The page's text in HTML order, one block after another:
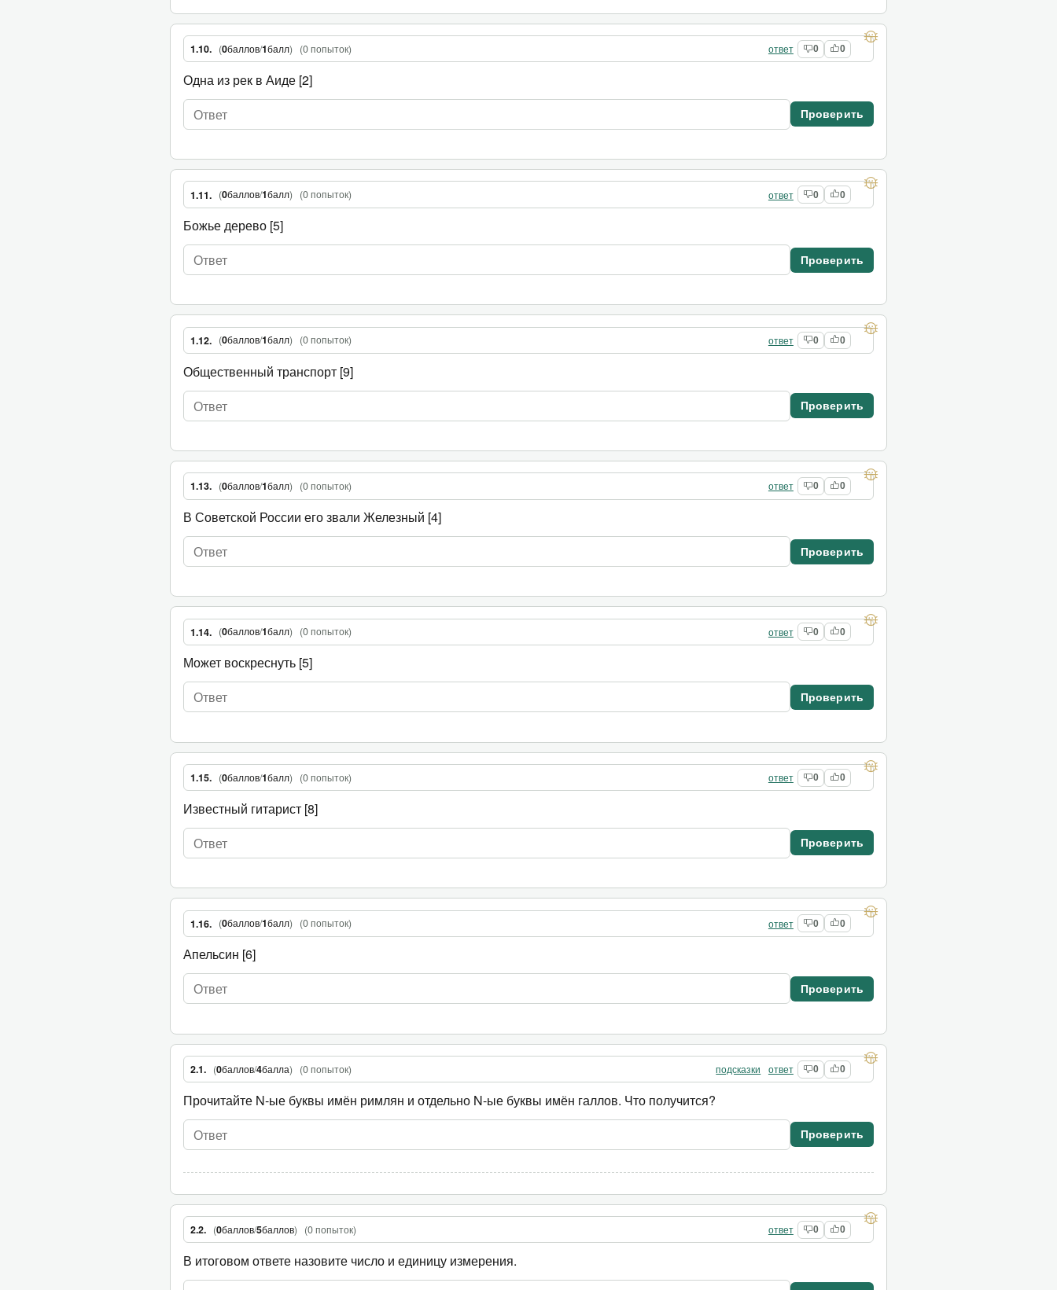
1.10. (0баллов/1балл) (0 попыток) ответ 0 0
Одна из рек в Аиде [2]
Проверить
1.11. (0баллов/1балл) (0 попыток) ответ 0 0
Божье дерево [5]
Проверить
1.12. (0баллов/1балл) (0 попыток) ответ 0 0
Общественный транспорт [9]
Проверить
1.13. (0баллов/1балл) (0 попыток) ответ 0 0
В Советской России его звали Железный [4]
Проверить
1.14. (0баллов/1балл) (0 попыток) ответ 0 0
Может воскреснуть [5]
Проверить
1.15. (0баллов/1балл) (0 попыток) ответ 0 0
Известный гитарист [8]
Проверить
1.16. (0баллов/1балл) (0 попыток) ответ 0 0
Апельсин [6]
Проверить
2.1. (0баллов/4балла) (0 попыток) подсказки ответ 0 0
Прочитайте N-ые буквы имён римлян и отдельно N-ые буквы имён галлов. Что получится?
Проверить
2.2. (0баллов/5баллов) (0 попыток) ответ 0 0
В итоговом ответе назовите число и единицу измерения.